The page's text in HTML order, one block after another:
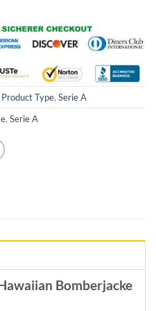
Product Type, Serie A
, Serie A
Bomberjacke